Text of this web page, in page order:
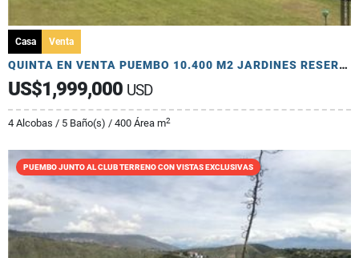
Casa Venta
QUINTA EN VENTA PUEMBO 10.400 M2 JARDINES RESERVORIO EXCELENTE SECTOR
US$1,999,000 USD
4 Alcobas / 5 Baño(s) / 400 Área m2
PUEMBO JUNTO AL CLUB TERRENO CON VISTAS EXCLUSIVAS